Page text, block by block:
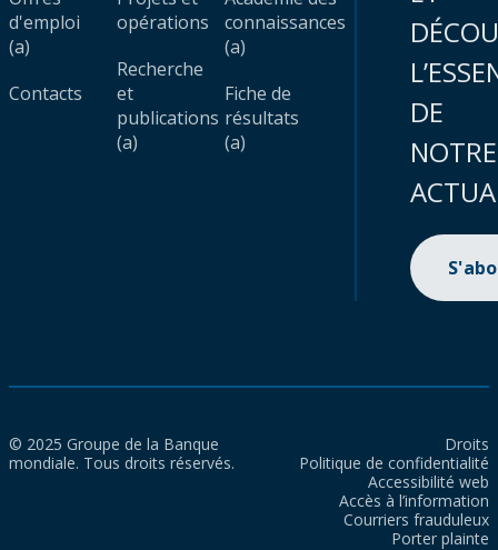
d'emploi
(a)
Contacts
opérations
Recherche
et
publications
(a)
connaissances
(a)
Fiche de
résultats
(a)
DE
NOTRE
© 2025 Groupe de la Banque
mondiale. Tous droits réservés.
Droits
Politique de confidentialité
Accessibilité web
Accès à l’information
Courriers frauduleux
Porter plainte